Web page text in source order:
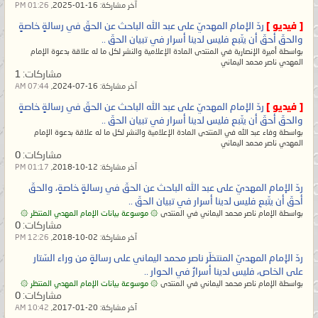
ولذلك قال الله تعالى:{وَأَشْرَقَتِ الأَرْضُ
بِنُورِ رَبِّهَا وَوُضِعَ الْكِتَابُ وَجِيءَ بِالنَّبِيِّينَ
وَالشُّهَدَاء وَقُضِيَ بَيْنَهُم بالحقّ وَهُمْ لا
صدق الله العظيم [الزمر]،
أي وجِيء بالنبيين وأقوامهم الذين أنكروا
نبوّتهم وقضي بينهم بالحقّ وهم لا
يظلمون، وكذلك جِيء بالشهداء
وأقوامهم الذين أنكروا إمامتهم بسلطان
علم الكتاب وقضي بينهم بالحقّ وهم لا
يظلمون.
وبالنسبة لأبتي الإمام علي بن أبي طالب
عليه الصلاة والسلام فهو من شهداء
الكتاب أي من أئمة الكتاب من آل بيت
محمدٍ رسول الله صلّى الله عليه وآله
آخر مشاركة: 01:26 PM
[ فيديو ] ردّ الإمام المهديّ على عبد الله الباحث عن الحقّ في رسالةٍ خاصةٍ
والحقّ أحقّ أن يتّبع فليس لدينا أسرار في تبيان الحقّ ..
بواسطة أميرة الإنصارية في المنتدى المادة الإعلامية والنشر لكل ما له علاقة بدعوة الإمام
المهدي ناصر محمد اليماني
مشاركات:
آخر مشاركة: 07:44 AM
[ فيديو ] ردّ الإمام المهديّ على عبد الله الباحث عن الحقّ في رسالةٍ خاصةٍ
والحقّ أحقّ أن يتّبع فليس لدينا أسرار في تبيان الحقّ ..
بواسطة وفاء عبد الله في المنتدى المادة الإعلامية والنشر لكل ما له علاقة بدعوة الإمام
المهدي ناصر محمد اليماني
مشاركات:
آخر مشاركة: 01:17 PM
ردّ الإمام المهديّ على عبد الله الباحث عن الحقّ في رسالةٍ خاصةٍ، والحقّ
أحقّ أن يتّبع فليس لدينا أسرار في تبيان الحقّ ..
بواسطة الإمام ناصر محمد اليماني في المنتدى ۞ موسوعة بيانات الإمام المهدي المنتظر ۞
مشاركات:
آخر مشاركة: 12:26 PM
ردّ الإمام المهديّ المنتظّر ناصر محمد اليماني على رسالةٍ من وراء السّتار
على الخاص، فليس لدينا أسرارٌ في الحوار ..
بواسطة الإمام ناصر محمد اليماني في المنتدى ۞ موسوعة بيانات الإمام المهدي المنتظر ۞
مشاركات:
آخر مشاركة: 10:42 AM